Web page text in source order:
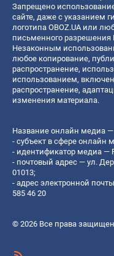
Запрещено
сайте, даже с указанием
логотипа OBOZ.UA или
письменного
Незаконным
любое копирование,
распространение,
использованием,
распространение,
изменения материала.
Название онлайн медиа —
- субъект в сфере онлайн
- идентификатор медиа —
- почтовый адрес — ул.
01013;
- адрес электронной
585 46 20
© 2026 Все права